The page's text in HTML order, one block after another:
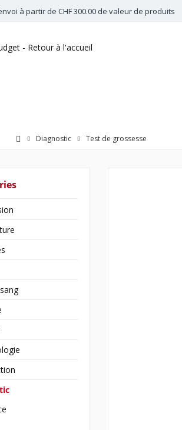
à partir de CHF 300.00 de valeur de produits
Diagnostic Test de grossesse